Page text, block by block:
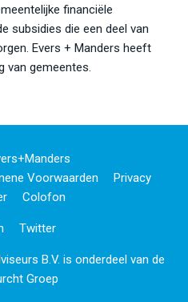
financiële
subsidies die een deel van
Evers + Manders heeft
van gemeentes.
Voorwaarden
Privacy
Colofon
Twitter
B.V. is onderdeel van de
Groep